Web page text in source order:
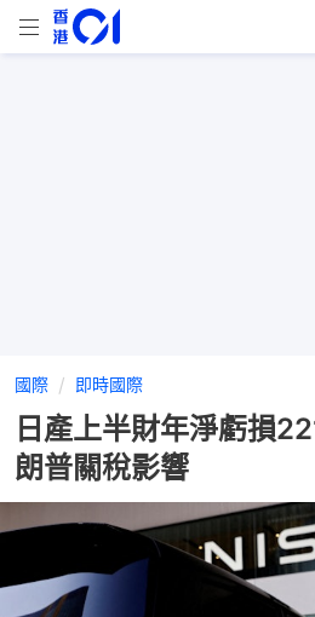
國際 即時國際
日產上半財年淨虧損
朗普關稅影響